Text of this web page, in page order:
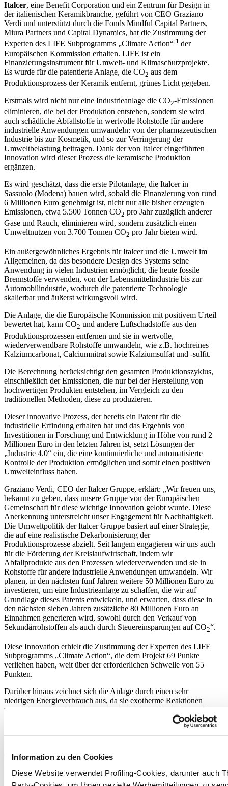
Information zu den Cookies
Diese Website verwendet Profiling-Cookies, darunter auch
Italcer, eine Benefit Corporation und ein Zentrum für Design in
der italienischen Keramikbranche, geführt von CEO Graziano
Verdi und unterstützt durch die Fonds Mindful Capital Partners,
Miura Partners und Capital Dynamics, hat die Zustimmung der
Experten des LIFE Subprogramms „Climate Action“ 1 der
Europäischen Kommission erhalten. LIFE ist ein
Finanzierungsinstrument für Umwelt- und Klimaschutzprojekte.
Es wurde für die patentierte Anlage, die CO2 aus dem
Produktionsprozess der Keramik entfernt, grünes Licht gegeben.
Erstmals wird nicht nur eine Industrieanlage die CO2-Emissionen
eliminieren, die bei der Produktion entstehen, sondern sie wird
auch schädliche Abfallstoffe in wertvolle Rohstoffe für andere
industrielle Anwendungen umwandeln: von der pharmazeutischen
Industrie bis zur Kosmetik, und so zur Verringerung der
Umweltbelastung beitragen. Dank der von Italcer eingeführten
Innovation wird dieser Prozess die keramische Produktion
ergänzen.
Es wird geschätzt, dass die erste Pilotanlage, die Italcer in
Sassuolo (Modena) bauen wird, sobald die Finanzierung von rund
6 Millionen Euro genehmigt ist, nicht nur alle bisher erzeugten
Emissionen, etwa 5.500 Tonnen CO2 pro Jahr zuzüglich anderer
Gase und Rauch, eliminieren wird, sondern zusätzlich einen
Umweltnutzen von 3.700 Tonnen CO2 pro Jahr bieten wird.
Ein außergewöhnliches Ergebnis für Italcer und die Umwelt im
Allgemeinen, da das besondere Design des Systems seine
Anwendung in vielen Industrien ermöglicht, die heute fossile
Brennstoffe verwenden, von der Lebensmittelindustrie bis zur
Automobilindustrie, wodurch die patentierte Technologie
skalierbar und äußerst wirkungsvoll wird.
Die Anlage, die die Europäische Kommission mit positivem Urteil
bewertet hat, kann CO2 und andere Luftschadstoffe aus den
Produktionsprozessen entfernen und sie in wertvolle,
wiederverwendbare Rohstoffe umwandeln, wie z.B. hochreines
Kalziumcarbonat, Calciumnitrat sowie Kalziumsulfat und -sulfit.
Die Berechnung berücksichtigt den gesamten Produktionszyklus,
einschließlich der Emissionen, die nur bei der Herstellung von
hochwertigen Produkten entstehen, im Vergleich zu den
traditionellen Methoden, diese zu produzieren.
Dieser innovative Prozess, der bereits ein Patent für die
industrielle Erfindung erhalten hat und das Ergebnis von
Investitionen in Forschung und Entwicklung in Höhe von rund 2
Millionen Euro in den letzten Jahren ist, setzt Lösungen der
„Industrie 4.0“ ein, die eine kontinuierliche und automatisierte
Kontrolle der Produktion ermöglichen und somit einen positiven
Umwelteinfluss haben.
Graziano Verdi, CEO der Italcer Gruppe, erklärt: „Wir freuen uns,
bekannt zu geben, dass unsere Gruppe von der Europäischen
Gemeinschaft für diese wichtige Innovation gelobt wurde. Diese
Anerkennung unterstreicht unser Engagement für Nachhaltigkeit.
Die Umweltpolitik der Italcer Gruppe basiert auf einer Strategie,
die auf eine realistische Dekarbonisierung der
Produktionsprozesse abzielt. Seit langem engagieren wir uns auch
für die Förderung der Kreislaufwirtschaft, indem wir
Abfallprodukte aus den Prozessen wiederverwenden und sie in
Rohstoffe für andere industrielle Anwendungen umwandeln. Wir
planen, in den nächsten fünf Jahren weitere 50 Millionen Euro zu
investieren, um eine Industrieanlage zu schaffen, die wir auf
Grundlage dieses Patents entwickeln, und erwarten, dass diese in
den nächsten sieben Jahren zusätzliche 80 Millionen Euro an
Einnahmen generieren wird, sowohl durch den Verkauf von
Sekundärrohstoffen als auch durch Steuereinsparungen auf CO2“.
Diese Innovation erhielt die Zustimmung der Experten des LIFE
Subprogramms „Climate Action“, die dem Projekt 69 Punkte
verliehen haben, weit über der erforderlichen Schwelle von 55
Punkten.
Darüber hinaus zeichnet sich die Anlage durch einen sehr
niedrigen Energieverbrauch aus, da sie exotherme Reaktionen
nutzt, die spontan ablaufen, wodurch der Energiebedarf gesenkt
Die Italcer Gruppe, die voraussichtlich 2025 mit einem Umsatz
der Herausforderung der Dekarbonisierung des
revolutionären Technologie zur Behandlung von Emissionen
investiert und verfolgt ehrgeizige Nachhaltigkeitsziele mit